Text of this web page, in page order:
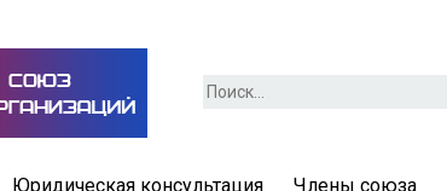
Найти:
Юридическая консультация Члены союза